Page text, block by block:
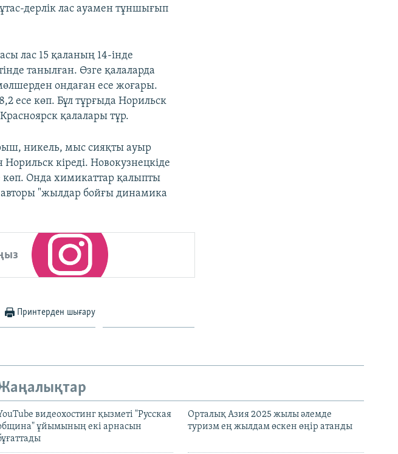
дерлік лас ауамен тұншығып
лас 15 қаланың 14-інде
танылған. Өзге қалаларда
ондаған есе жоғары.
есе көп. Бұл тұрғыда Норильск
қалалары тұр.
никель, мыс сияқты ауыр
кіреді. Новокузнецкіде
Онда химикаттар қалыпты
"жылдар бойғы динамика
Принтерден шығару
видеохостинг қызметі "Русская
ұйымының екі арнасын
Орталық Азия 2025 жылы әлемде
туризм ең жылдам өскен өңір атанды